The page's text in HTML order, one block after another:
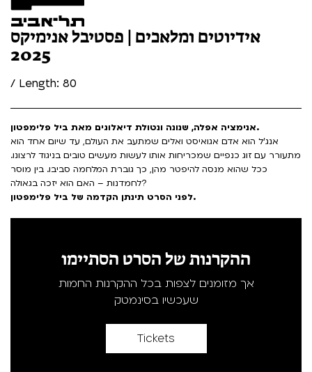
אידיוטים ומלאכים | פסטיבל אנימיקס
2025
/ Length: 80
אנימציה אפלה, שנונה ונטולת דיאלוגים מאת ביל פלימפטון.
אנג'ל הוא אדם אגואיסט ואלים שמתעב את העולם, עד שיום אחד הוא
מתעורר עם זוג כנפיים שמכריחות אותו לעשות מעשים טובים בניגוד לרצונו.
ככל שהוא מנסה להיפטר מהן, כך גוברת המלחמה סביבו. בין מוסר
לחמדנות – האם הוא יזכה בגאולה?
לפני הסרט תינתן הקדמה של ביל פלימפטון.
ההקרנות של הסרט הסתיימו
אך מזומנים לצפות בכל ההקרנות החמות
שעכשיו בסינמטק
Tickets